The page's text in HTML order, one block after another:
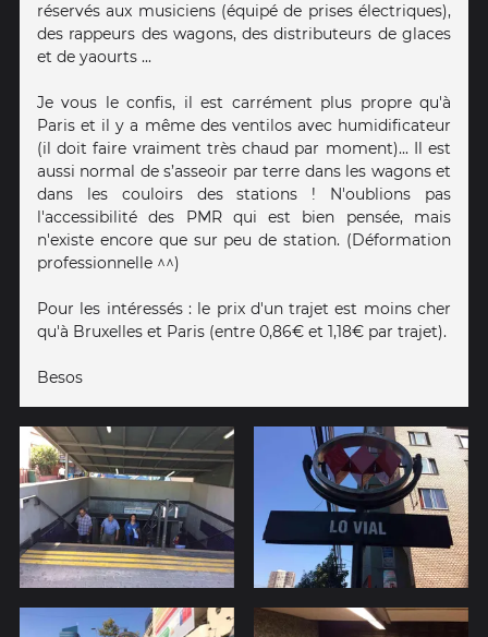
réservés aux musiciens (équipé de prises électriques),
des rappeurs des wagons, des distributeurs de glaces
et de yaourts ...
Je vous le confis, il est carrément plus propre qu'à
Paris et il y a même des ventilos avec humidificateur
(il doit faire vraiment très chaud par moment)... Il est
aussi normal de s’asseoir par terre dans les wagons et
dans les couloirs des stations ! N'oublions pas
l'accessibilité des PMR qui est bien pensée, mais
n'existe encore que sur peu de station. (Déformation
professionnelle ^^)
Pour les intéressés : le prix d'un trajet est moins cher
qu'à Bruxelles et Paris (entre 0,86€ et 1,18€ par trajet).
Besos